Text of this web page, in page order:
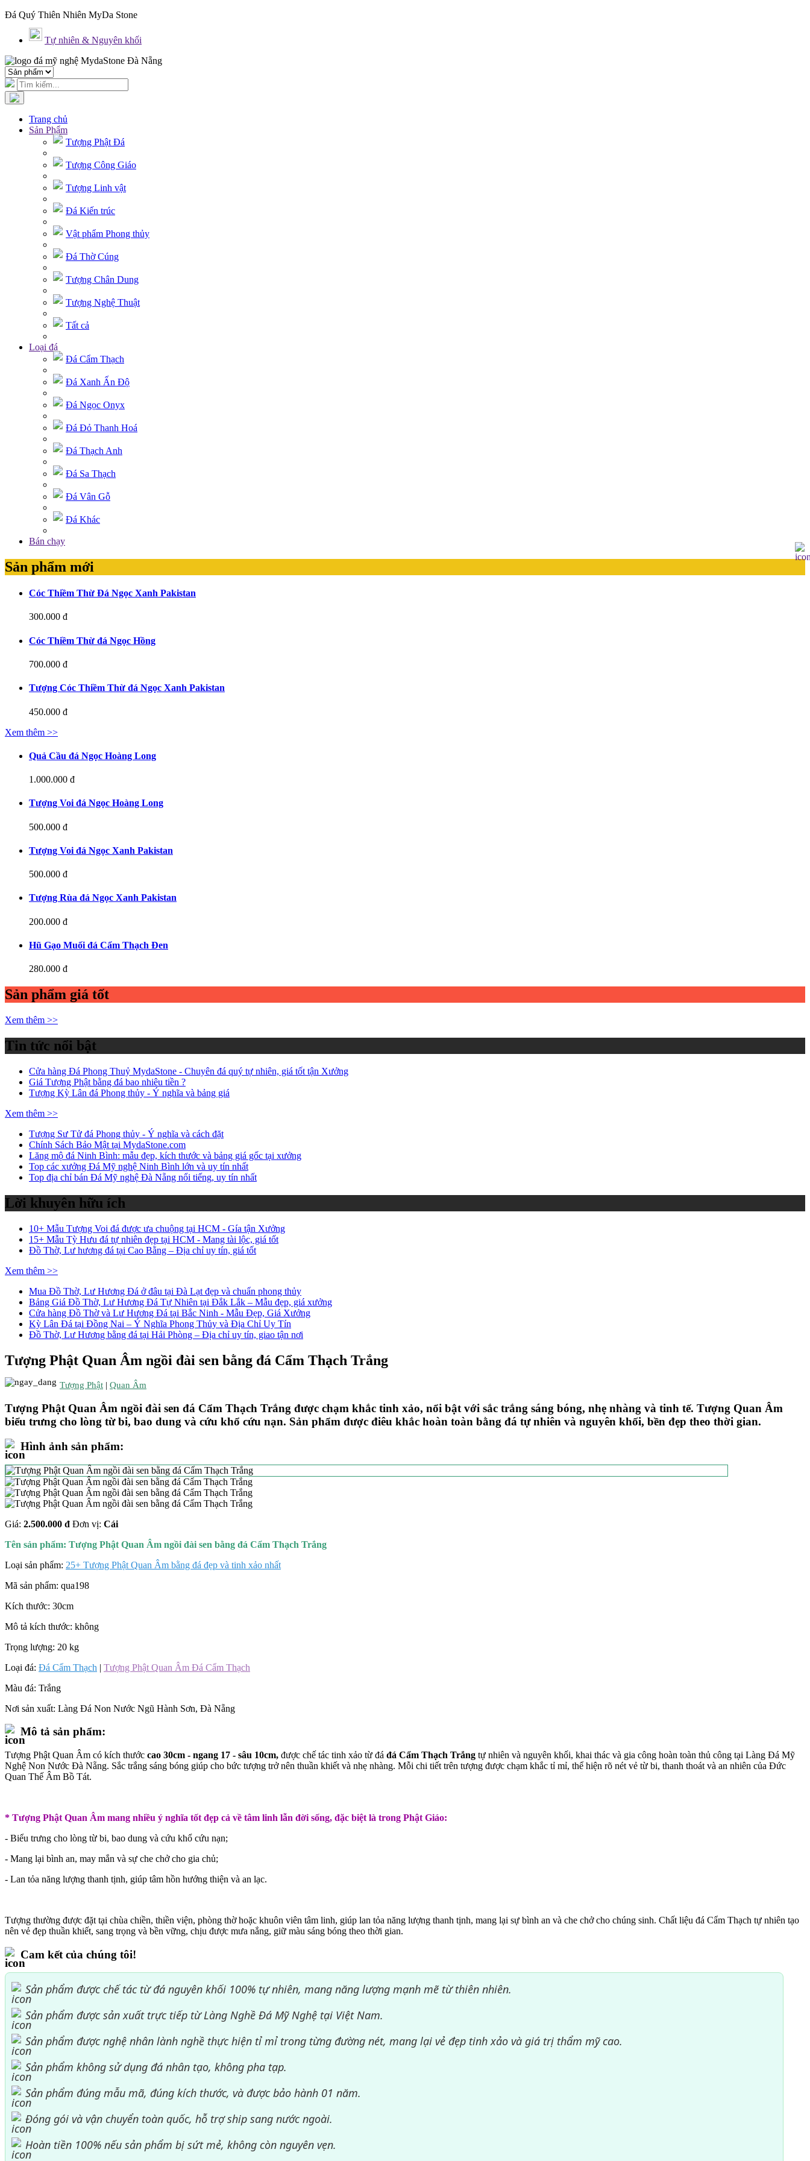
Đá Quý Thiên Nhiên MyDa Stone
Tự nhiên & Nguyên khối
Trang chủ
Sản Phẩm
Tượng Phật Đá
Tượng Công Giáo
Tượng Linh vật
Đá Kiến trúc
Vật phẩm Phong thủy
Đá Thờ Cúng
Tượng Chân Dung
Tượng Nghệ Thuật
Tất cả
Loại đá
Đá Cẩm Thạch
Đá Xanh Ấn Độ
Đá Ngọc Onyx
Đá Đỏ Thanh Hoá
Đá Thạch Anh
Đá Sa Thạch
Đá Vân Gỗ
Đá Khác
Bán chạy
Sản phẩm mới
Cóc Thiềm Thừ Đá Ngọc Xanh Pakistan
300.000 đ
Cóc Thiềm Thừ đá Ngọc Hồng
700.000 đ
Tượng Cóc Thiềm Thừ đá Ngọc Xanh Pakistan
450.000 đ
Xem thêm >>
Quả Cầu đá Ngọc Hoàng Long
1.000.000 đ
Tượng Voi đá Ngọc Hoàng Long
500.000 đ
Tượng Voi đá Ngọc Xanh Pakistan
500.000 đ
Tượng Rùa đá Ngọc Xanh Pakistan
200.000 đ
Hũ Gạo Muối đá Cẩm Thạch Đen
280.000 đ
Sản phẩm giá tốt
Xem thêm >>
Tin tức nổi bật
Cửa hàng Đá Phong Thuỷ MydaStone - Chuyên đá quý tự nhiên, giá tốt tận Xưởng
Giá Tượng Phật bằng đá bao nhiêu tiền ?
Tượng Kỳ Lân đá Phong thủy - Ý nghĩa và bảng giá
Xem thêm >>
Tượng Sư Tử đá Phong thủy - Ý nghĩa và cách đặt
Chính Sách Bảo Mật tại MydaStone.com
Lăng mộ đá Ninh Bình: mẫu đẹp, kích thước và bảng giá gốc tại xưởng
Top các xưởng Đá Mỹ nghệ Ninh Bình lớn và uy tín nhất
Top địa chỉ bán Đá Mỹ nghệ Đà Nẵng nổi tiếng, uy tín nhất
Lời khuyên hữu ích
10+ Mẫu Tượng Voi đá được ưa chuộng tại HCM - Gía tận Xưởng
15+ Mẫu Tỳ Hưu đá tự nhiên đẹp tại HCM - Mang tài lộc, giá tốt
Đồ Thờ, Lư hương đá tại Cao Bằng – Địa chỉ uy tín, giá tốt
Xem thêm >>
Mua Đồ Thờ, Lư Hương Đá ở đâu tại Đà Lạt đẹp và chuẩn phong thủy
Bảng Giá Đồ Thờ, Lư Hương Đá Tự Nhiên tại Đắk Lắk – Mẫu đẹp, giá xưởng
Cửa hàng Đồ Thờ và Lư Hương Đá tại Bắc Ninh - Mẫu Đẹp, Giá Xưởng
Kỳ Lân Đá tại Đồng Nai – Ý Nghĩa Phong Thủy và Địa Chỉ Uy Tín
Đồ Thờ, Lư Hương bằng đá tại Hải Phòng – Địa chỉ uy tín, giao tận nơi
Tượng Phật Quan Âm ngồi đài sen bằng đá Cẩm Thạch Trắng
Tượng Phật | Quan Âm
Tượng Phật Quan Âm ngồi đài sen đá Cẩm Thạch Trắng được chạm khắc tinh xảo, nổi bật với sắc trắng sáng bóng, nhẹ nhàng và tinh tế. Tượng Quan Âm
biểu trưng cho lòng từ bi, bao dung và cứu khổ cứu nạn. Sản phẩm được điêu khắc hoàn toàn bằng đá tự nhiên và nguyên khối, bền đẹp theo thời gian.
Hình ảnh sản phẩm:
Giá: 2.500.000 đ Đơn vị: Cái
Tên sản phẩm: Tượng Phật Quan Âm ngồi đài sen bằng đá Cẩm Thạch Trắng
Loại sản phẩm: 25+ Tượng Phật Quan Âm bằng đá đẹp và tinh xảo nhất
Mã sản phẩm: qua198
Kích thước: 30cm
Mô tả kích thước: không
Trọng lượng: 20 kg
Loại đá: Đá Cẩm Thạch | Tượng Phật Quan Âm Đá Cẩm Thạch
Màu đá: Trắng
Nơi sản xuất: Làng Đá Non Nước Ngũ Hành Sơn, Đà Nẵng
Mô tả sản phẩm:
Tượng Phật Quan Âm có kích thước cao 30cm - ngang 17 - sâu 10cm, được chế tác tinh xảo từ đá đá Cẩm Thạch Trắng tự nhiên và nguyên khối, khai thác và gia công hoàn toàn thủ công tại Làng Đá Mỹ
Nghệ Non Nước Đà Nẵng. Sắc trắng sáng bóng giúp cho bức tượng trở nên thuần khiết và nhẹ nhàng. Mỗi chi tiết trên tượng được chạm khắc tỉ mỉ, thể hiện rõ nét vẻ từ bi, thanh thoát và an nhiên của Đức
Quan Thế Âm Bồ Tát.
* Tượng Phật Quan Âm mang nhiều ý nghĩa tốt đẹp cả về tâm linh lẫn đời sống, đặc biệt là trong Phật Giáo:
- Biểu trưng cho lòng từ bi, bao dung và cứu khổ cứu nạn;
- Mang lại bình an, may mắn và sự che chở cho gia chủ;
- Lan tỏa năng lượng thanh tịnh, giúp tâm hồn hướng thiện và an lạc.
Tượng thường được đặt tại chùa chiền, thiền viện, phòng thờ hoặc khuôn viên tâm linh, giúp lan tỏa năng lượng thanh tịnh, mang lại sự bình an và che chở cho chúng sinh. Chất liệu đá Cẩm Thạch tự nhiên tạo
nên vẻ đẹp thuần khiết, sang trọng và bền vững, chịu được mưa nắng, giữ màu sáng bóng theo thời gian.
Cam kết của chúng tôi!
Sản phẩm được chế tác từ đá nguyên khối 100% tự nhiên, mang năng lượng mạnh mẽ từ thiên nhiên.
Sản phẩm được sản xuất trực tiếp từ Làng Nghề Đá Mỹ Nghệ tại Việt Nam.
Sản phẩm được nghệ nhân lành nghề thực hiện tỉ mỉ trong từng đường nét, mang lại vẻ đẹp tinh xảo và giá trị thẩm mỹ cao.
Sản phẩm không sử dụng đá nhân tạo, không pha tạp.
Sản phẩm đúng mẫu mã, đúng kích thước, và được bảo hành 01 năm.
Đóng gói và vận chuyển toàn quốc, hỗ trợ ship sang nước ngoài.
Hoàn tiền 100% nếu sản phẩm bị sứt mẻ, không còn nguyên vẹn.